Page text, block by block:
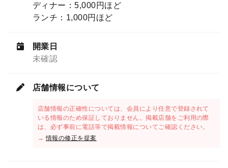
ディナー：5,000円ほど
ランチ：1,000円ほど
開業日
未確認
店舗情報について
店舗情報の正確性については、会員により任意で登録されて
いる情報のため保証しておりません。掲載店舗をご利用の際
は、必ず事前に電話等で掲載情報についてご確認ください。
→情報の修正を提案